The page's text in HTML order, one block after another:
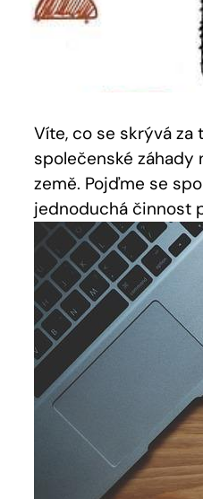
Víte, co se skrývá za
společenské záhady
země. Pojďme se
jednoduchá činnost